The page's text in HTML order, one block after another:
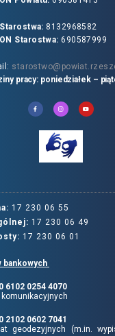
8132968582
Starostwa: 690587999
pracy: poniedziałek –
17 230 06 55
17 230 06 49
17 230 06 01
bankowych
6102 0254 4070
komunikacyjnych
2102 0602 7041
geodezyjnych (m.in.